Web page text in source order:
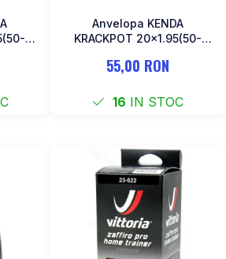
Anvelopa KENDA
KRACKPOT 20x1.95(50-
55,00 RON
16 IN STOC